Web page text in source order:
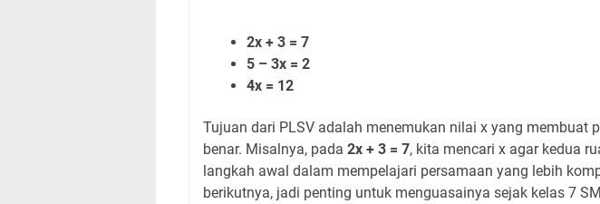
2x + 3 = 7
5 – 3x = 2
4x = 12
Tujuan dari PLSV adalah menemukan nilai x yang membuat
benar. Misalnya, pada 2x + 3 = 7, kita mencari x agar kedua
langkah awal dalam mempelajari persamaan yang lebih
berikutnya, jadi penting untuk menguasainya sejak kelas 7